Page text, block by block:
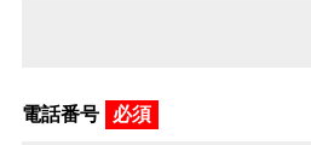
電話番号 必須